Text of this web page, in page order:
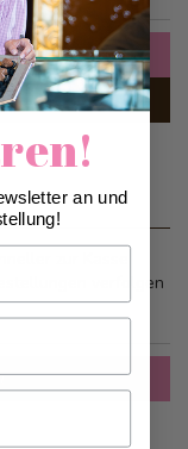
zur Kasse
verfolgen
an und